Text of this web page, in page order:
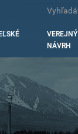
VEREJNÝ
NÁVRH